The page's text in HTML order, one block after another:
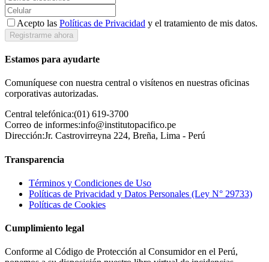
Acepto las Políticas de Privacidad y el tratamiento de mis datos.
Registrarme ahora
Estamos para ayudarte
Comuníquese con nuestra central o visítenos en nuestras oficinas
corporativas autorizadas.
Central telefónica:(01) 619-3700
Correo de informes:info@institutopacifico.pe
Dirección:Jr. Castrovirreyna 224, Breña, Lima - Perú
Transparencia
Términos y Condiciones de Uso
Políticas de Privacidad y Datos Personales (Ley N° 29733)
Políticas de Cookies
Cumplimiento legal
Conforme al Código de Protección al Consumidor en el Perú,